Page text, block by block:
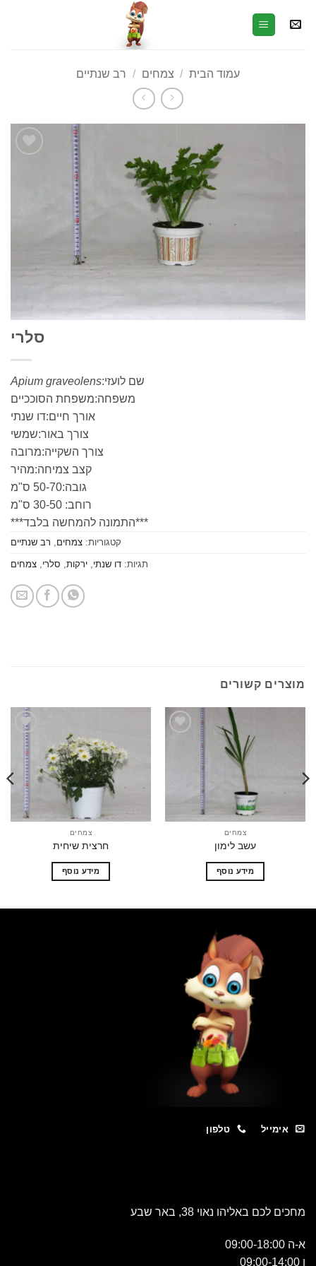
עמוד הבית צמחים / רב שנתיים
שם לועזי:Apium graveolens
משפחה:משפחת הסוככיים
אורך חיים:דו שנתי
צורך באור:שמשי
צורך השקייה:מרובה
קצב צמיחה:מהיר
***התמונה להמחשה בלבד***
קטגוריות:צמחים, רב שנתיים
דו שנתי,ירקות,סלרי,צמחים
קשורים
הוסף
לרשימת
המשאלות
עשב לימון
מידע נוסף
לרשימת
המשאלות
חרצית שיחית
מידע נוסף
טלפון
באליהו נאוי 38, באר שבע